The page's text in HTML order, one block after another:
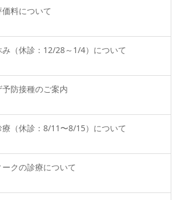
料について
（休診：12/28～1/4）について
防接種のご案内
（休診：8/11〜8/15）について
クの診療について